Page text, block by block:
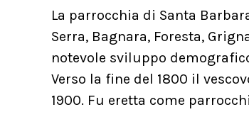
La parrocchia di Santa
Serra, Bagnara, Foresta,
notevole sviluppo
Verso la fine del 1800 il
1900. Fu eretta come